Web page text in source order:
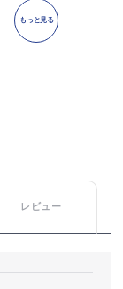
もっと見る
レビュー